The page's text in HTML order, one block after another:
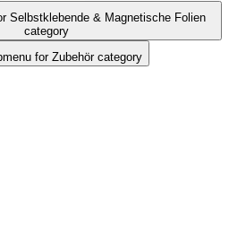
Selbstklebende & Magnetische Folien
category
for Zubehör category